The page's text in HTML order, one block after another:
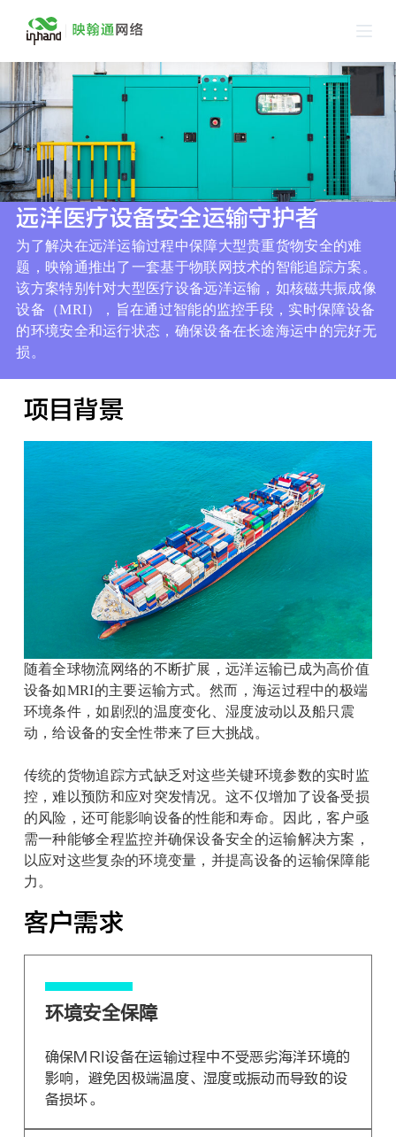
跳
过
内
容
远洋医疗设备安全运输守护者
为了解决在远洋运输过程中保障大型贵重货物安全的难
题，映翰通推出了一套基于物联网技术的智能追踪方案。
该方案特别针对大型医疗设备远洋运输，如核磁共振成像
设备（MRI），旨在通过智能的监控手段，实时保障设备
的环境安全和运行状态，确保设备在长途海运中的完好无
损。
项目背景
随着全球物流网络的不断扩展，远洋运输已成为高价值
设备如MRI的主要运输方式。然而，海运过程中的极端
环境条件，如剧烈的温度变化、湿度波动以及船只震
动，给设备的安全性带来了巨大挑战。
传统的货物追踪方式缺乏对这些关键环境参数的实时监
控，难以预防和应对突发情况。这不仅增加了设备受损
的风险，还可能影响设备的性能和寿命。因此，客户亟
需一种能够全程监控并确保设备安全的运输解决方案，
以应对这些复杂的环境变量，并提高设备的运输保障能
力。
客户需求​
环境安全保障
确保MRI设备在运输过程中不受恶劣海洋环境的
影响，避免因极端温度、湿度或振动而导致的设
备损坏。